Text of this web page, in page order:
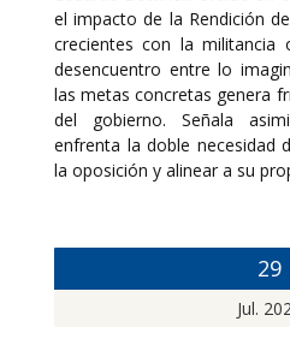
el impacto de la Rendición
crecientes con la militancia
desencuentro entre lo
las metas concretas genera
del gobierno. Señala
enfrenta la doble necesidad
la oposición y alinear a su
29
Jul.